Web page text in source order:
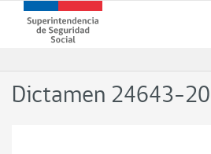
contenido
Superintendencia
de
-
Dictamen 24643-